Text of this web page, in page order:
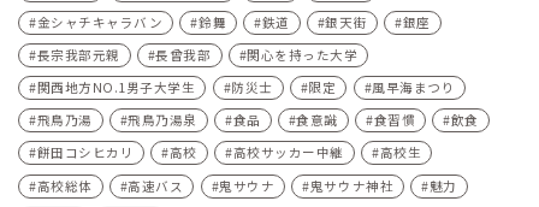
金シャチキャラバン
鈴舞 鉄道 銀天街
銀座
長宗我部元親
長曾我部
関心を持った大学
関西地方NO.1男子大学生
防災士 限定
風早海まつり
飛鳥乃湯
飛鳥乃湯泉 食品 食意識 食習慣
飲食
餅田コシヒカリ
高校 高校サッカー中継
高校生
高校総体
高速バス 鬼サウナ 鬼サウナ神社
魅力